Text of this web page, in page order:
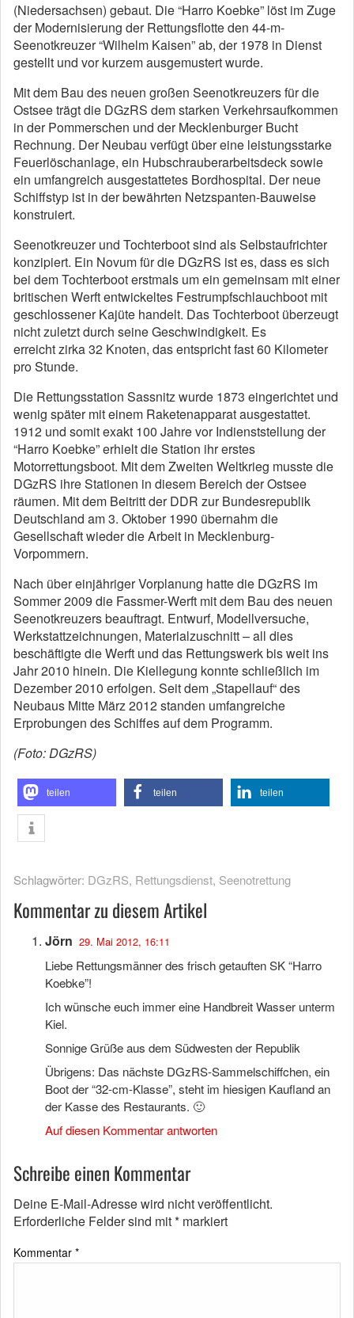
(Niedersachsen) gebaut. Die “Harro Koebke” löst im Zuge
der Modernisierung der Rettungsflotte den 44-m-
Seenotkreuzer “Wilhelm Kaisen” ab, der 1978 in Dienst
gestellt und vor kurzem ausgemustert wurde.
Mit dem Bau des neuen großen Seenotkreuzers für die
Ostsee trägt die DGzRS dem starken Verkehrsaufkommen
in der Pommerschen und der Mecklenburger Bucht
Rechnung. Der Neubau verfügt über eine leistungsstarke
Feuerlöschanlage, ein Hubschrauberarbeitsdeck sowie
ein umfangreich ausgestattetes Bordhospital. Der neue
Schiffstyp ist in der bewährten Netzspanten-Bauweise
konstruiert.
Seenotkreuzer und Tochterboot sind als Selbstaufrichter
konzipiert. Ein Novum für die DGzRS ist es, dass es sich
bei dem Tochterboot erstmals um ein gemeinsam mit einer
britischen Werft entwickeltes Festrumpfschlauchboot mit
geschlossener Kajüte handelt. Das Tochterboot überzeugt
nicht zuletzt durch seine Geschwindigkeit. Es
erreicht zirka 32 Knoten, das entspricht fast 60 Kilometer
pro Stunde.
Die Rettungsstation Sassnitz wurde 1873 eingerichtet und
wenig später mit einem Raketenapparat ausgestattet.
1912 und somit exakt 100 Jahre vor Indienststellung der
“Harro Koebke” erhielt die Station ihr erstes
Motorrettungsboot. Mit dem Zweiten Weltkrieg musste die
DGzRS ihre Stationen in diesem Bereich der Ostsee
räumen. Mit dem Beitritt der DDR zur Bundesrepublik
Deutschland am 3. Oktober 1990 übernahm die
Gesellschaft wieder die Arbeit in Mecklenburg-
Vorpommern.
Nach über einjähriger Vorplanung hatte die DGzRS im
Sommer 2009 die Fassmer-Werft mit dem Bau des neuen
Seenotkreuzers beauftragt. Entwurf, Modellversuche,
Werkstattzeichnungen, Materialzuschnitt – all dies
beschäftigte die Werft und das Rettungswerk bis weit ins
Jahr 2010 hinein. Die Kiellegung konnte schließlich im
Dezember 2010 erfolgen. Seit dem „Stapellauf“ des
Neubaus Mitte März 2012 standen umfangreiche
Erprobungen des Schiffes auf dem Programm.
(Foto: DGzRS)
teilen teilen teilen
Schlagwörter: DGzRS, Rettungsdienst, Seenotrettung
Kommentar zu diesem Artikel
Jörn 29. Mai 2012, 16:11
Liebe Rettungsmänner des frisch getauften SK “Harro
Koebke”!
Ich wünsche euch immer eine Handbreit Wasser unterm
Kiel.
Sonnige Grüße aus dem Südwesten der Republik
Übrigens: Das nächste DGzRS-Sammelschiffchen, ein
Boot der “32-cm-Klasse”, steht im hiesigen Kaufland an
der Kasse des Restaurants. 🙂
Auf diesen Kommentar antworten
Schreibe einen Kommentar
Deine E-Mail-Adresse wird nicht veröffentlicht.
Erforderliche Felder sind mit* markiert
Kommentar *